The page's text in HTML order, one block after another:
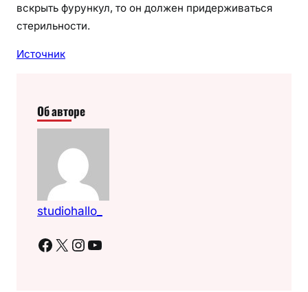
вскрыть фурункул, то он должен придерживаться
стерильности.
Источник
Об авторе
studiohallo_
Facebook X Instagram YouTube